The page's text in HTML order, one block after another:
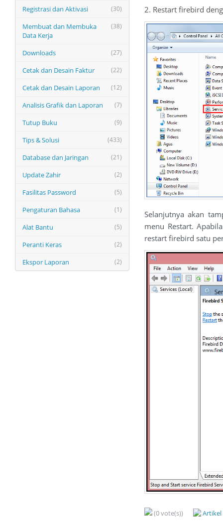
(30)
Registrasi dan Aktivasi
(38)
Membuat dan Membuka
Data Kerja
(27)
Downloads
(22)
Cetak dan Desain Faktur
(12)
Cetak dan Desain Laporan
(7)
Analisis Grafik dan Laporan
(9)
Tutup Buku
(433)
Tips & Solusi
(21)
Database dan Jaringan
(2)
Update Zahir
(5)
Fasilitas Password
(1)
Pengaturan Bahasa
(5)
Alat Bantu
(2)
Peranti Keras
(2)
Ekspor Laporan
2. Restart firebird
Selanjutnya akan
menu Restart.
restart firebird satu
(0 vote(s))